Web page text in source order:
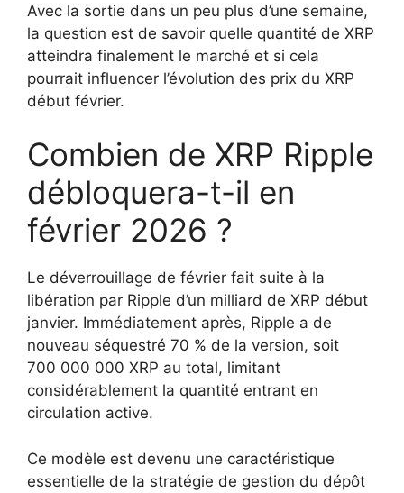
Avec la sortie dans un peu plus d’une semaine,
la question est de savoir quelle quantité de XRP
atteindra finalement le marché et si cela
pourrait influencer l’évolution des prix du XRP
début février.
Combien de XRP Ripple
débloquera-t-il en
février 2026 ?
Le déverrouillage de février fait suite à la
libération par Ripple d’un milliard de XRP début
janvier. Immédiatement après, Ripple a de
nouveau séquestré 70 % de la version, soit
700 000 000 XRP au total, limitant
considérablement la quantité entrant en
circulation active.
Ce modèle est devenu une caractéristique
essentielle de la stratégie de gestion du dépôt